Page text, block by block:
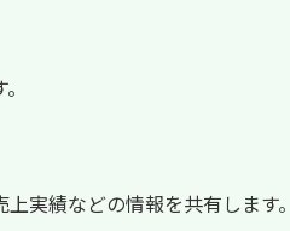
実績などの情報を共有します。